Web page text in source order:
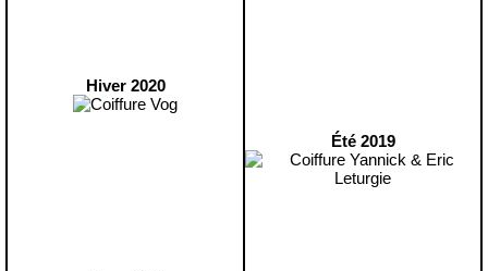
Hiver 2020
Été 2019